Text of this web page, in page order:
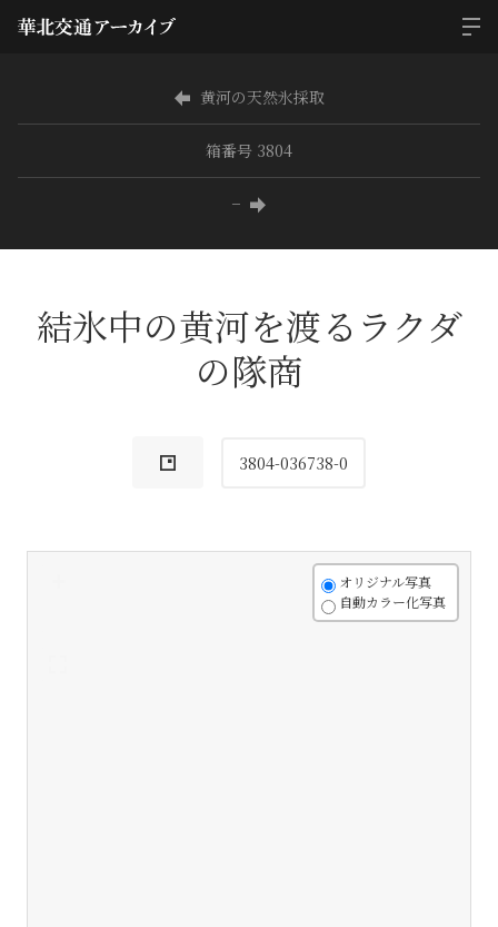
黄河の天然氷採取
箱番号 3804
−
結氷中の黄河を渡るラクダ
の隊商
3804-036738-0
オリジナル写真
自動カラー化写真